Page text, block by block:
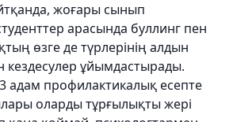
жоғары сынып
арасында буллинг пен
өзге де түрлерінің алдын
кездесулер ұйымдастырады.
адам профилактикалық есепте
оларды тұрғылықты жері